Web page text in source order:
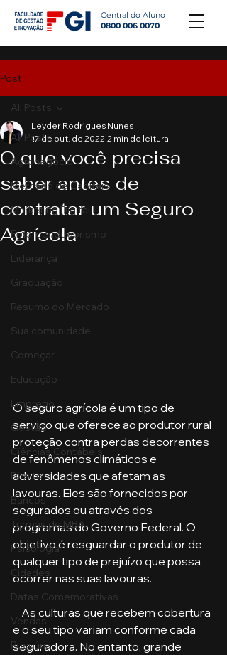
Central do Aluno
0800 006 0070
Post
All Posts
Agronegócio
Mercado de Capitais
Marketing Digital
Empreendedorismo
Liderança
Graduação
Resumo do Mercado
Sua comunidade
Começar
Educação
Emprego
Gestão
Ciências Contábeis
Direito
Bancos
Turmas de MBA
Psicologia
Cidades
Datas Comemorativas
Vendas
Pecuária
All Posts
O que você precisa
saber antes de
contratar um Seguro
Agrícola
Leyder Rodrigues Nunes
17 de out. de 2022 2 min de leitura
O seguro agrícola é um tipo de
serviço que oferece ao produtor rural
proteção contra perdas decorrentes
de fenômenos climáticos e
adversidades que afetam as
lavouras. Eles são fornecidos por
segurados ou através dos
programas do Governo Federal. O
objetivo é resguardar o produtor de
qualquer tipo de prejuízo que possa
ocorrer nas suas lavouras.
e o seu tipo variam conforme cada
seguradora. No entanto, grande